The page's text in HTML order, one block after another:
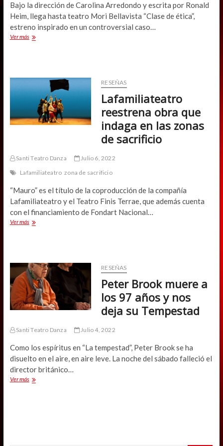
Bajo la dirección de Carolina Arredondo y escrita por Ronald
Heim, llega hasta teatro Mori Bellavista “Clase de ética”,
estreno inspirado en un controversial caso…
Ver másCarolina
ética”
RESEÑAS
Lafamiliateatro
reestrena obra que
indaga en las zonas
de sacrificio
Santi Teatro Danza
Julio 6, 2022
Lafamiliateatro zona de sacrificio
“Mauro” es el título de la coproducción de la compañía
Lafamiliateatro y el Teatro Finis Terrae, que además cuenta
con el financiamiento de Fondart Nacional…
Ver másLafamiliateatro
en
las
zonas
de
sacrificio
RESEÑAS
Peter Brook muere a
los 97 años y nos
deja su Tempestad
Santi Teatro Danza Julio 4, 2022
Como los espíritus en “La tempestad”, Peter Brook se ha
disuelto en el aire, en aire leve. La noche del sábado falleció el
director británico…
Ver másPeter